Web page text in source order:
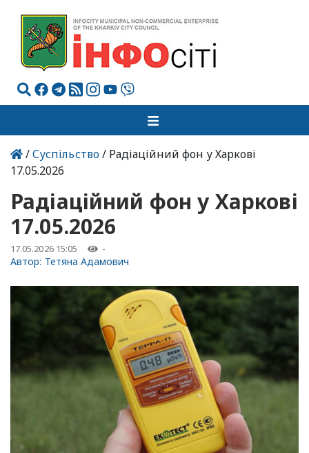
/Суспільство/ Радіаційний фон у Харкові
17.05.2026
Радіаційний фон у Харкові
17.05.2026
17.05.2026 15:05 -
Автор: Тетяна Адамович